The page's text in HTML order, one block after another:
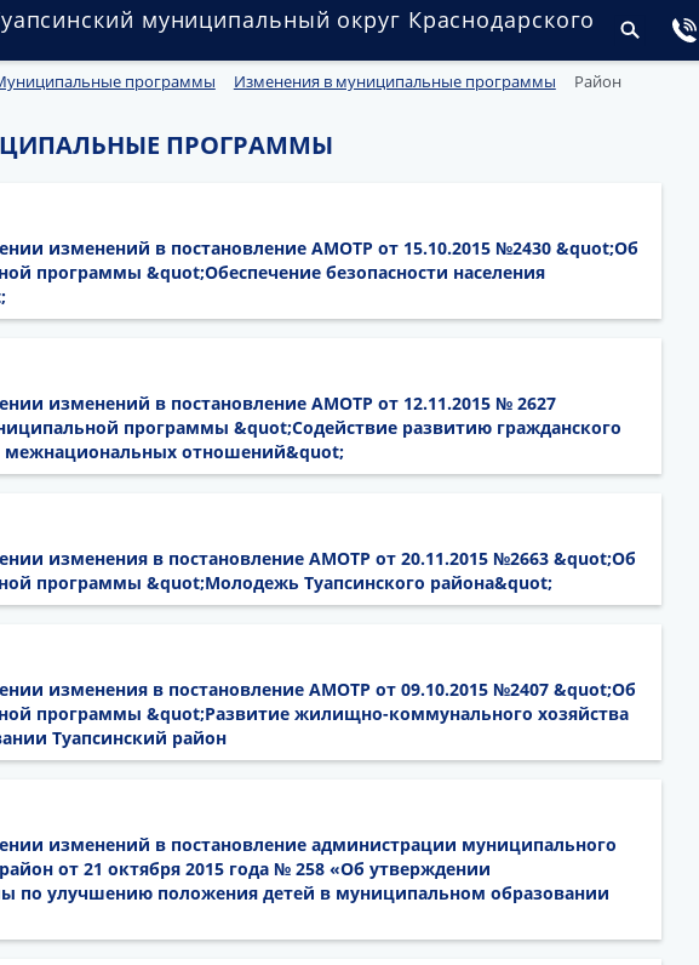
муниципальный округ Краснодарского
программы Изменения в муниципальные программы Район
ПРОГРАММЫ
изменений в постановление АМОТР от 15.10.2015 №2430 &quot;Об
программы &quot;Обеспечение безопасности населения
изменений в постановление АМОТР от 12.11.2015 № 2627
программы &quot;Содействие развитию гражданского
межнациональных отношений&quot;
изменения в постановление АМОТР от 20.11.2015 №2663 &quot;Об
программы &quot;Молодежь Туапсинского района&quot;
изменения в постановление АМОТР от 09.10.2015 №2407 &quot;Об
программы &quot;Развитие жилищно-коммунального хозяйства
Туапсинский район
изменений в постановление администрации муниципального
от 21 октября 2015 года № 258 «Об утверждении
по улучшению положения детей в муниципальном образовании